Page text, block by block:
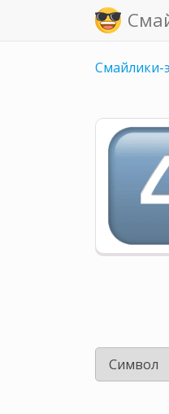
Смайлики-
Символ